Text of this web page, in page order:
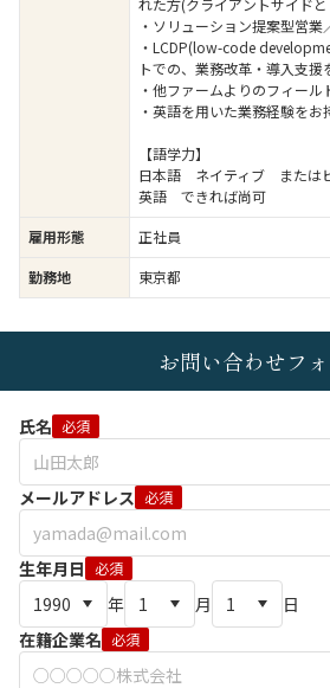
れた方(クライアントサイド
・ソリューション提案型営
・LCDP(low-code
トでの、業務改革・導入支援
・他ファームよりのフィー
・英語を用いた業務経験をお
【語学力】
日本語 ネイティブ または
英語 できれば尚可
雇用形態
正社員
勤務地
東京都
お問い合わせフ
氏名 必須
メールアドレス 必須
生年月日 必須
年 月
日
在籍企業名 必須